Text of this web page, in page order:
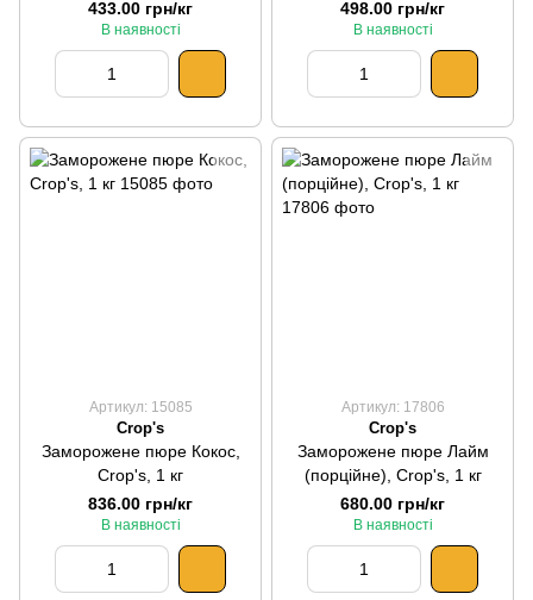
433.00 грн/кг
В наявності
498.00 грн/кг
В наявності
Артикул: 15085
Crop's
Заморожене пюре Кокос,
Crop's, 1 кг
836.00 грн/кг
В наявності
Артикул: 17806
Crop's
Заморожене пюре Лайм
(порційне), Crop's, 1 кг
680.00 грн/кг
В наявності